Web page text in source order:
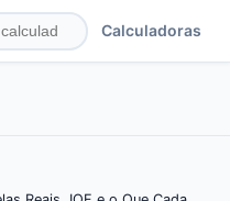
Calculadoras